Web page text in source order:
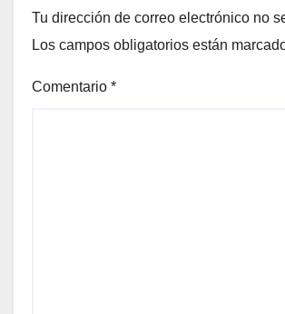
Tu dirección de correo electrónico no
Los campos obligatorios están
Comentario *